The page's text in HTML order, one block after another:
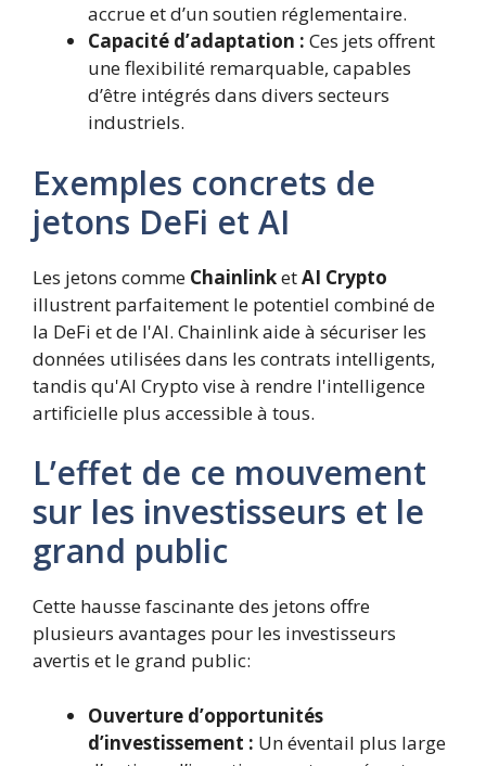
accrue et d’un soutien réglementaire.
Capacité d’adaptation : Ces jets offrent
une flexibilité remarquable, capables
d’être intégrés dans divers secteurs
industriels.
Exemples concrets de
jetons DeFi et AI
Les jetons comme ChainlinketAI Crypto
illustrent parfaitement le potentiel combiné de
la DeFi et de l'AI. Chainlink aide à sécuriser les
données utilisées dans les contrats intelligents,
tandis qu'AI Crypto vise à rendre l'intelligence
artificielle plus accessible à tous.
L’effet de ce mouvement
sur les investisseurs et le
grand public
Cette hausse fascinante des jetons offre
plusieurs avantages pour les investisseurs
avertis et le grand public:
Ouverture d’opportunités
d’investissement : Un éventail plus large